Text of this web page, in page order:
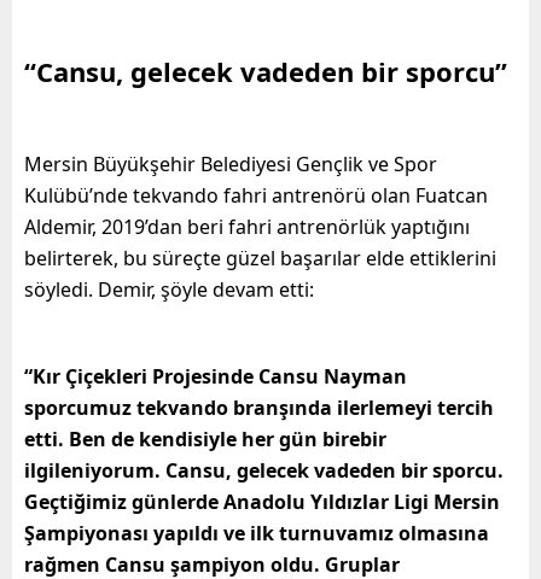
“Cansu, gelecek vadeden bir sporcu”
Mersin Büyükşehir Belediyesi Gençlik ve Spor
Kulübü’nde tekvando fahri antrenörü olan Fuatcan
Aldemir, 2019’dan beri fahri antrenörlük yaptığını
belirterek, bu süreçte güzel başarılar elde ettiklerini
söyledi. Demir, şöyle devam etti:
“Kır Çiçekleri Projesinde Cansu Nayman
sporcumuz tekvando branşında ilerlemeyi tercih
etti. Ben de kendisiyle her gün birebir
ilgileniyorum. Cansu, gelecek vadeden bir sporcu.
Geçtiğimiz günlerde Anadolu Yıldızlar Ligi Mersin
Şampiyonası yapıldı ve ilk turnuvamız olmasına
rağmen Cansu şampiyon oldu. Gruplar